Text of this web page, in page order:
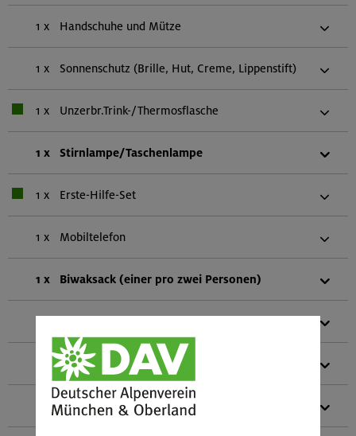
1 x Handschuhe und Mütze
1 x Sonnenschutz (Brille, Hut, Creme, Lippenstift)
1 x Unzerbr.Trink-/Thermosflasche
1 x Stirnlampe/Taschenlampe
1 x Erste-Hilfe-Set
1 x Mobiltelefon
1 x Biwaksack (einer pro zwei Personen)
Gebietsführer
Alpinhelm